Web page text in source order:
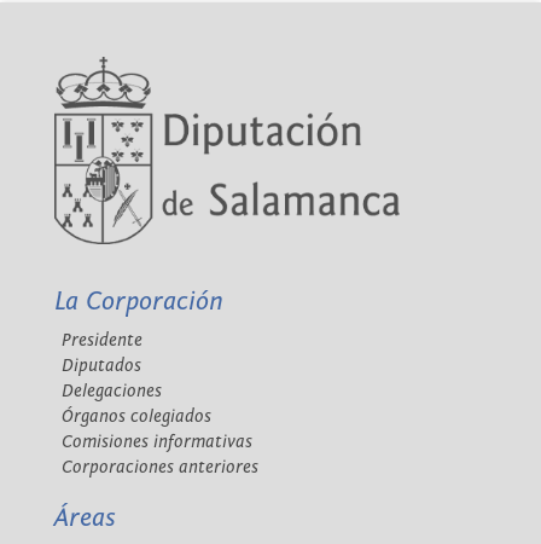
La Corporación
Presidente
Diputados
Delegaciones
Órganos colegiados
Comisiones informativas
Corporaciones anteriores
Áreas